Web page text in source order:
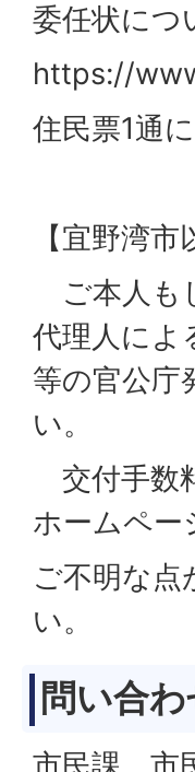
委任状につ
https://
住民票1通
【宜野湾
ご本人も
代理人によ
等の官公庁
い。
交付手数
ホームペー
ご不明な
い。
問い合